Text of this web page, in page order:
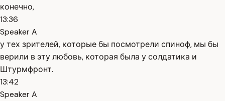
конечно,
13:36
Speaker A
у тех зрителей, которые бы посмотрели спиноф, мы бы
верили в эту любовь, которая была у солдатика и
Штурмфронт.
13:42
Speaker A